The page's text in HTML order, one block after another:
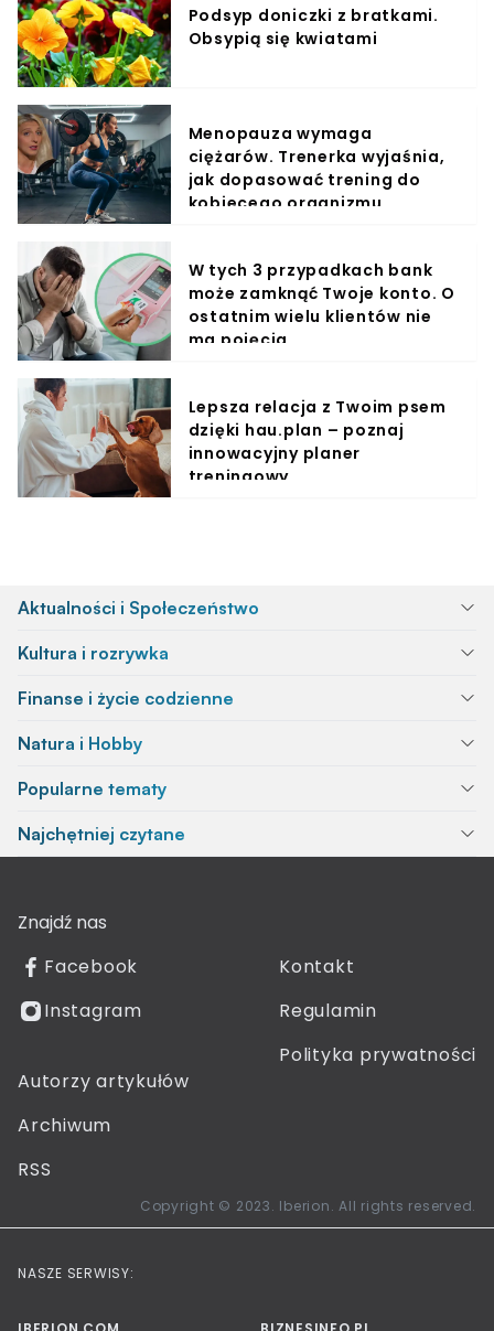
Podsyp doniczki z bratkami.
Obsypią się kwiatami
Menopauza wymaga
ciężarów. Trenerka wyjaśnia,
jak dopasować trening do
kobiecego organizmu
W tych 3 przypadkach bank
może zamknąć Twoje konto. O
ostatnim wielu klientów nie
ma pojęcia
Lepsza relacja z Twoim psem
dzięki hau.plan – poznaj
innowacyjny planer
treningowy
Aktualności i Społeczeństwo
Kultura i rozrywka
Finanse i życie codzienne
Natura i Hobby
Popularne tematy
Najchętniej czytane
Znajdź nas
Facebook
Instagram
Kontakt
Regulamin
Polityka prywatności
Autorzy artykułów
Archiwum
RSS
Copyright © 2023. Iberion. All rights reserved.
NASZE SERWISY: